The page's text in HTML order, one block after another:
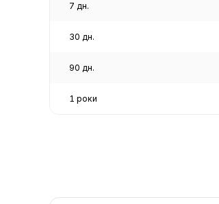
7 дн.
30 дн.
90 дн.
1 роки